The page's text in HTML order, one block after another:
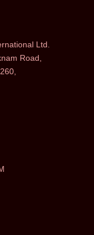
Ltd.
Road,